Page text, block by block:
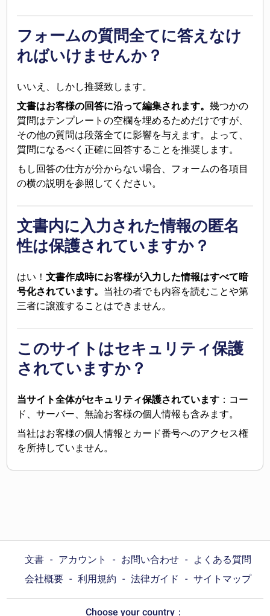
フォームの質問全てに答えなけ
ればいけませんか？
いいえ、しかし推奨致します。
文書はお客様の回答に沿って編集されます。幾つかの
質問はテンプレートの空欄を埋めるためだけですが、
その他の質問は段落全てに影響を与えます。よって、
質問になるべく正確に回答することを推奨します。
もし回答の仕方が分からない場合、フォームの各項目
の横の説明を参照してください。
文書内に入力された情報の匿名
性は保護されていますか？
はい！文書作成時にお客様が入力した情報はすべて暗
号化されています。 当社の者でも内容を読むことや第
三者に譲渡することはできません。
このサイトはセキュリティ保護
されていますか？
当サイト全体がセキュリティ保護されています ：コー
ド、サーバー、無論お客様の個人情報も含みます。
当社はお客様の個人情報とカード番号へのアクセス権
を所持していません。
文書 アカウント お問い合わせ
よくある質問
会社概要
利用規約 法律ガイド サイトマップ
Choose your country：